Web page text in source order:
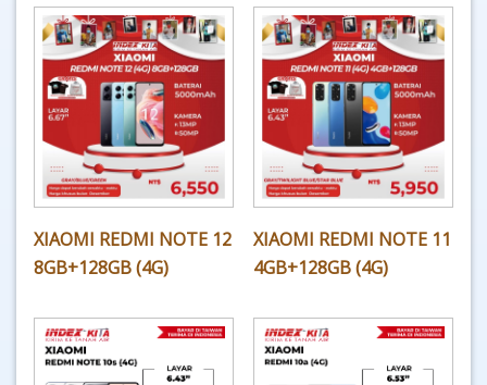
XIAOMI REDMI NOTE 12
8GB+128GB (4G)
XIAOMI REDMI NOTE 11
4GB+128GB (4G)